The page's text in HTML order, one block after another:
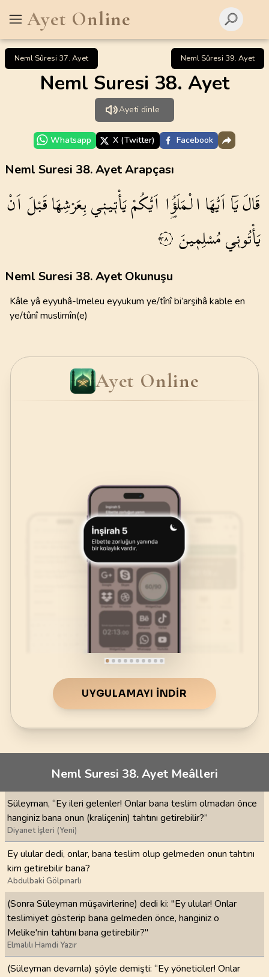
Ayet Online
Neml Sûresi 37. Ayet Neml Sûresi 39. Ayet
Neml Suresi 38. Ayet
Ayeti dinle
Whatsapp X (Twitter) Facebook
Neml Suresi 38. Ayet Arapçası
قَالَيَٓااَيُّهَاالْمَلَؤُ۬ا اَيُّكُمْيَأْت۪ين۪يبِعَرْشِهَاقَبْلَاَنْ
يَأْتُون۪يمُسْلِم۪ينَ ٣٨
Neml Suresi 38. Ayet Okunuşu
Kâle yâ eyyuhâ-lmeleu eyyukum ye/tînî bi’arşihâ kable en
ye/tûnî muslimîn(e)
Ayet Online
UYGULAMAYI İNDIR
Neml Suresi 38. Ayet Meâlleri
Süleyman, “Ey ileri gelenler! Onlar bana teslim olmadan önce
hanginiz bana onun (kraliçenin) tahtını getirebilir?”
Diyanet İşleri (Yeni)
Ey ulular dedi, onlar, bana teslim olup gelmeden onun tahtını
kim getirebilir bana?
Abdulbaki Gölpınarlı
(Sonra Süleyman müşavirlerine) dedi ki: "Ey ulular! Onlar
teslimiyet gösterip bana gelmeden önce, hanginiz o
Melike'nin tahtını bana getirebilir?"
Elmalılı Hamdi Yazır
(Süleyman devamla) şöyle demişti: “Ey yöneticiler! Onlar